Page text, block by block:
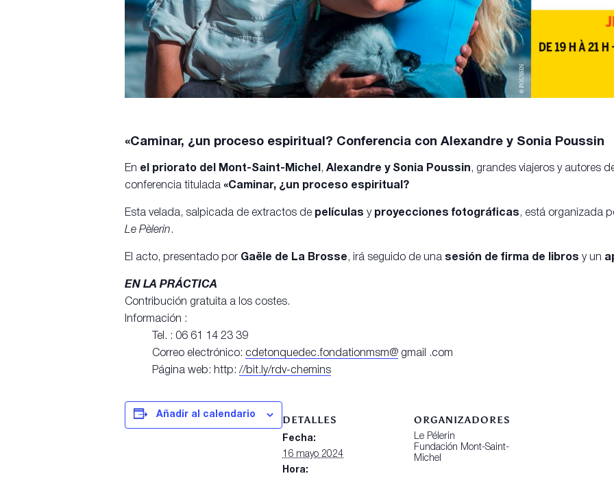
«Caminar, ¿un proceso espiritual? Conferencia con Alexandre y Sonia Poussin
En el priorato del Mont-Saint-Michel , Alexandre y Sonia Poussin , grandes viajeros y autores
conferencia titulada «Caminar, ¿un proceso espiritual?
Esta velada, salpicada de extractos de películas y proyecciones fotográficas , está organizada
Le Pèlerin .
El acto, presentado por Gaële de La Brosse , irá seguido de una sesión de firma de libros y un
EN LA PRÁCTICA
Contribución gratuita a los costes.
Información :
Tel. : 06 61 14 23 39
Correo electrónico: cdetonquedec.fondationmsm@ gmail .com
Página web: http: //bit.ly/rdv-chemins
Añadir al calendario DETALLES
Fecha:
16 mayo 2024
Hora:
ORGANIZADORES
Le Pélerin
Fundación Mont-Saint-
Michel